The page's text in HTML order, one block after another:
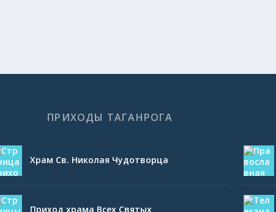
ПРИХОДЫ ТАГАНРОГА
Храм Св. Николая Чудотворца
Приход храма Всех Святых